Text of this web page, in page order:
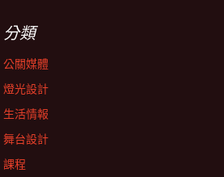
分類
公關媒體
燈光設計
生活情報
舞台設計
課程